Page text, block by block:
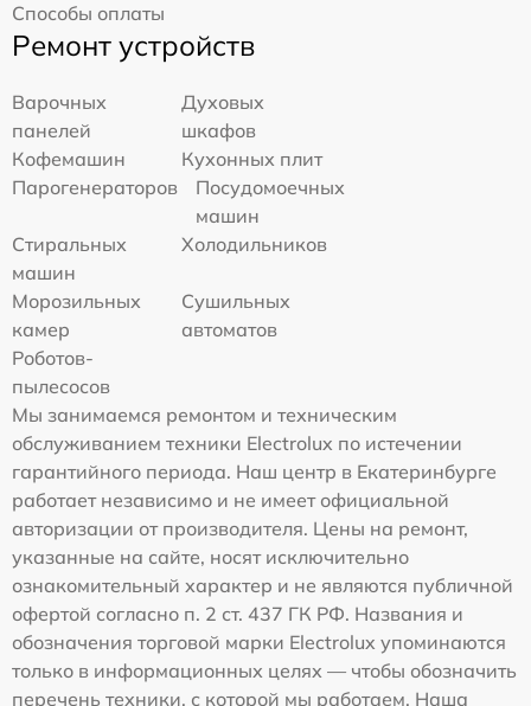
Способы оплаты
Ремонт устройств
Варочных
панелей
Духовых
шкафов
Кофемашин
Кухонных плит
Парогенераторов
Посудомоечных
машин
Стиральных
машин
Холодильников
Морозильных
камер
Сушильных
автоматов
Роботов-
пылесосов
Мы занимаемся ремонтом и техническим
обслуживанием техники Electrolux по истечении
гарантийного периода. Наш центр в Екатеринбурге
работает независимо и не имеет официальной
авторизации от производителя. Цены на ремонт,
указанные на сайте, носят исключительно
ознакомительный характер и не являются публичной
офертой согласно п. 2 ст. 437 ГК РФ. Названия и
обозначения торговой марки Electrolux упоминаются
только в информационных целях — чтобы обозначить
перечень техники, с которой мы работаем. Наша